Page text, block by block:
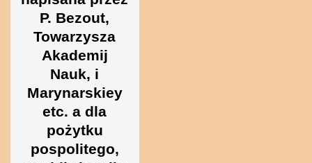
Ukraine
P. Bezout,
Towarzysza
Akademij
Nauk, i
Marynarskiey
etc. a dla
pożytku
pospolitego,